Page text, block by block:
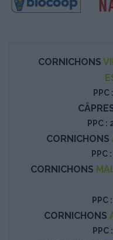
CORNICHONS
PPC
PPC
CORNICHONS
PPC
CORNICHONS
PPC
CORNICHONS
PPC